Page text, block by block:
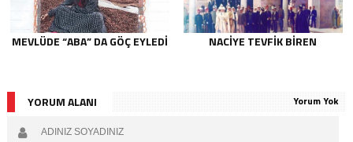
MEVLÜDE “ABA” DA GÖÇ EYLEDI NACIYE TEVFIK BIREN
YORUM ALANI Yorum Yok